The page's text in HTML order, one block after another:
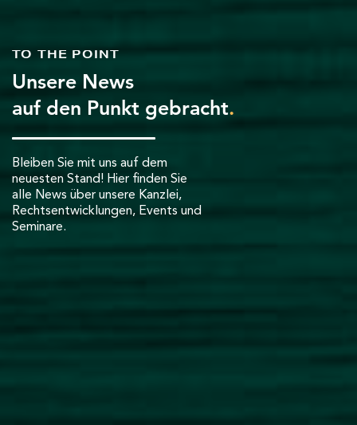
TO THE POINT
Unsere News
auf den Punkt gebracht.
Bleiben Sie mit uns auf dem
neuesten Stand! Hier finden Sie
alle News über unsere Kanzlei,
Rechtsentwicklungen, Events und
Seminare.